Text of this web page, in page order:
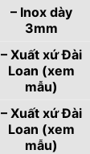
– Inox dày
3mm
– Xuất xứ Đài
Loan (xem
mẫu)
– Xuất xứ Đài
Loan (xem
mẫu)